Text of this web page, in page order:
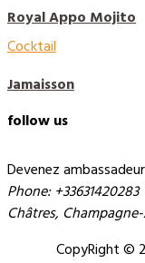
Royal Appo Mojito
Cocktail
Jamaisson
follow us
Devenez
Phone: +33631420283
Châtres,
CopyRight ©